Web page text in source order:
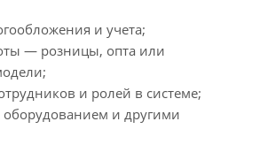
и учета;
— розницы, опта или
и ролей в системе;
оборудованием и другими